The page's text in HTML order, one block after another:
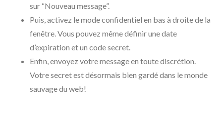
sur “Nouveau message”.
Puis, activez le mode confidentiel en bas à droite de la
fenêtre. Vous pouvez même définir une date
d’expiration et un code secret.
Enfin, envoyez votre message en toute discrétion.
Votre secret est désormais bien gardé dans le monde
sauvage du web!